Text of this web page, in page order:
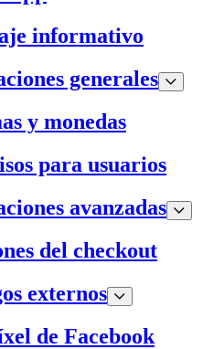
informativo
generales
y monedas
para usuarios
avanzadas
del checkout
externos
de Facebook